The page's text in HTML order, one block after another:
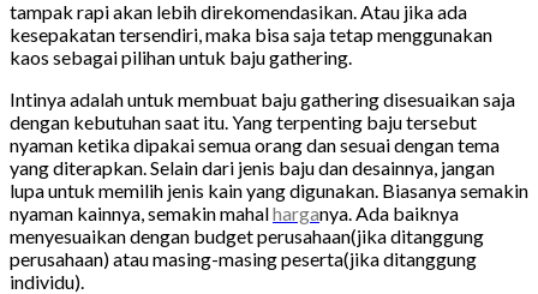
tampak rapi akan lebih direkomendasikan. Atau jika ada
kesepakatan tersendiri, maka bisa saja tetap menggunakan
kaos sebagai pilihan untuk baju gathering.
Intinya adalah untuk membuat baju gathering disesuaikan saja
dengan kebutuhan saat itu. Yang terpenting baju tersebut
nyaman ketika dipakai semua orang dan sesuai dengan tema
yang diterapkan. Selain dari jenis baju dan desainnya, jangan
lupa untuk memilih jenis kain yang digunakan. Biasanya semakin
nyaman kainnya, semakin mahalharganya. Ada baiknya
menyesuaikan dengan budget perusahaan(jika ditanggung
perusahaan) atau masing-masing peserta(jika ditanggung
individu).